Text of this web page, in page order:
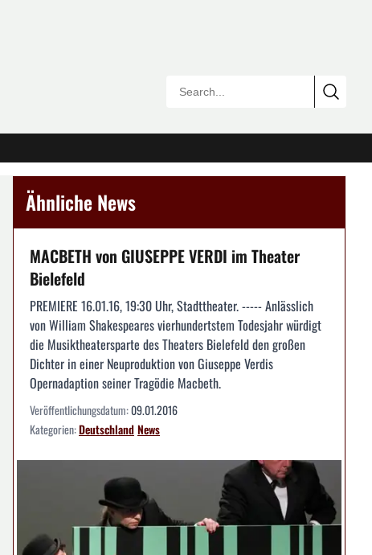
Ähnliche News
MACBETH von GIUSEPPE VERDI im Theater
Bielefeld
PREMIERE 16.01.16, 19:30 Uhr, Stadttheater. ----- Anlässlich
von William Shakespeares vierhundertstem Todesjahr würdigt
die Musiktheatersparte des Theaters Bielefeld den großen
Dichter in einer Neuproduktion von Giuseppe Verdis
Opernadaption seiner Tragödie Macbeth.
Veröffentlichungsdatum:09.01.2016
Kategorien:DeutschlandNews